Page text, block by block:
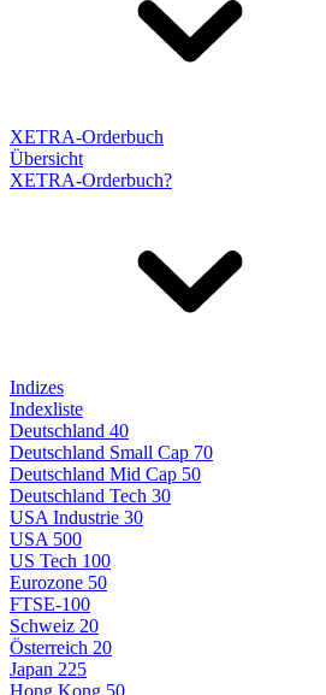
XETRA-Orderbuch
Übersicht
XETRA-Orderbuch?
Indizes
Indexliste
Deutschland 40
Deutschland Small Cap 70
Deutschland Mid Cap 50
Deutschland Tech 30
USA Industrie 30
USA 500
US Tech 100
Eurozone 50
FTSE-100
Schweiz 20
Österreich 20
Japan 225
Hong Kong 50